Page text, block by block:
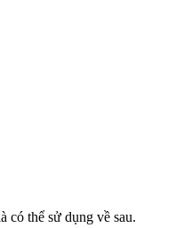
có thể sử dụng về sau.